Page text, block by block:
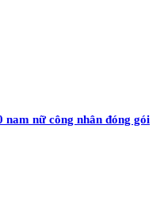
nữ công nhân đóng gói